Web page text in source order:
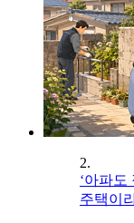
2.
‘아파
주택이